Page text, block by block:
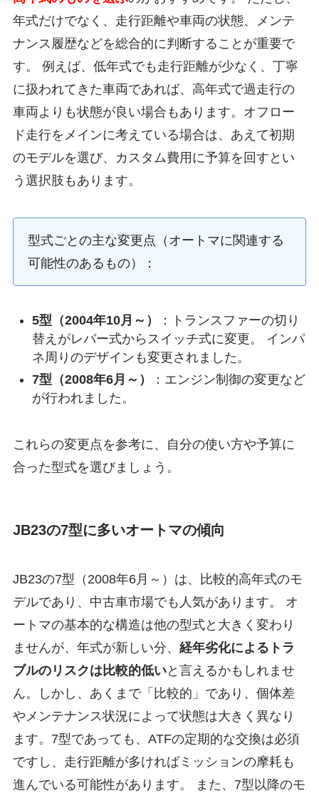
年式だけでなく、走行距離や車両の状態、メンテ
ナンス履歴などを総合的に判断することが重要で
す。 例えば、低年式でも走行距離が少なく、丁寧
に扱われてきた車両であれば、高年式で過走行の
車両よりも状態が良い場合もあります。オフロー
ド走行をメインに考えている場合は、あえて初期
のモデルを選び、カスタム費用に予算を回すとい
う選択肢もあります。
型式ごとの主な変更点（オートマに関連する
可能性のあるもの）：
5型（2004年10月～）
：トランスファーの切り
替えがレバー式からスイッチ式に変更。 インパ
ネ周りのデザインも変更されました。
7型（2008年6月～）
：エンジン制御の変更など
が行われました。
これらの変更点を参考に、自分の使い方や予算に
合った型式を選びましょう。
JB23の7型に多いオートマの傾向
JB23の7型（2008年6月～）は、比較的高年式のモ
デルであり、中古車市場でも人気があります。 オ
ートマの基本的な構造は他の型式と大きく変わり
ませんが、年式が新しい分、 経年劣化によるトラ
ブルのリスクは比較的低いと言えるかもしれませ
ん。しかし、あくまで「比較的」であり、個体差
やメンテナンス状況によって状態は大きく異なり
ます。7型であっても、ATFの定期的な交換は必須
ですし、走行距離が多ければミッションの摩耗も
進んでいる可能性があります。 また、7型以降のモ